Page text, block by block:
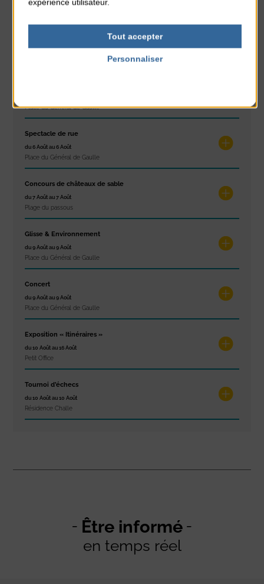
Plage du passous
du 4 Août au 6 Août
Place du Général de Gaulle
Spectacle de rue
du 6 Août au 6 Août
Place du Général de Gaulle
Concours de châteaux de sable
du 7 Août au 7 Août
Plage du passous
Glisse & Environnement
du 9 Août au 9 Août
Place du Général de Gaulle
Concert
du 9 Août au 9 Août
Place du Général de Gaulle
Exposition « Itinéraires »
du 10 Août au 16 Août
Petit Office
Tournoi d’échecs
du 10 Août au 10 Août
Résidence Challe
Être informé
en temps réel
Tout accepter
Personnaliser